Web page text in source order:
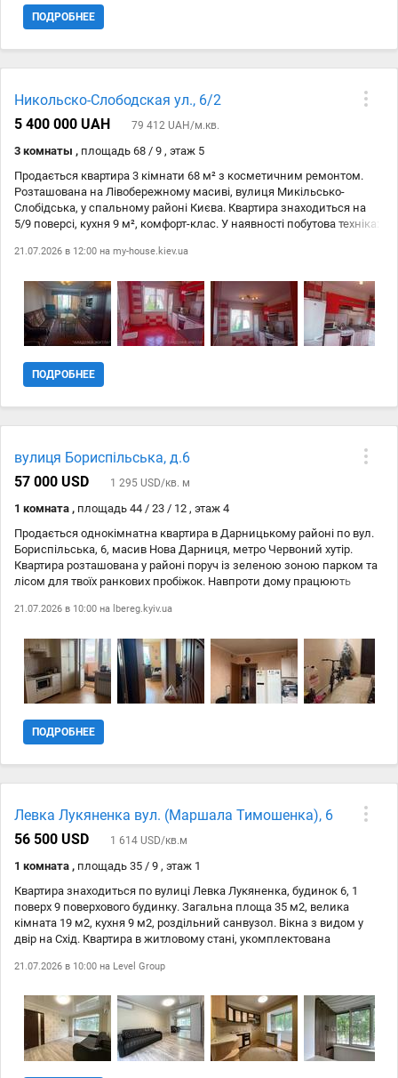
варіант як...
ПОДРОБНЕЕ
Никольско-Слободская ул., 6/2
5 400 000 UAH
79 412 UAH/м.кв.
3 комнаты , площадь 68 / 9 , этаж 5
Продається квартира 3 кімнати 68 м² з косметичним ремонтом.
Розташована на Лівобережному масиві, вулиця Микільсько-
Слобідська, у спальному районі Києва. Квартира знаходиться на
5/9 поверсі, кухня 9 м², комфорт-клас. У наявності побутова техніка:
пральна машина та ін. Є меблі. Для безпеки - домофон.
21.07.2026 в 12:00 на my-house.kiev.ua
ПОДРОБНЕЕ
вулиця Бориспільська, д.6
57 000 USD
1 295 USD/кв. м
1 комната , площадь 44 / 23 / 12 , этаж 4
Продається однокімнатна квартира в Дарницькому районі по вул.
Бориспільська, 6, масив Нова Дарниця, метро Червоний хутір.
Квартира розташована у районі поруч із зеленою зоною парком та
лісом для твоїх ранкових пробіжок. Навпроти дому працюють
не доведеться. Поруч зупинки автобусів, трамваїв та маршруток, а
укомплектована технікою та меблями: від кондиціонера для
спекотного літа до посудомийної машини, яка врятує твій вечір.
Родзинка інтер #39;єру стильні підвіконня та стільниця у ванній із
натурального мармуру. Будинок має три ліфти, консьєржа та
Жодних витрат на...
21.07.2026 в 10:00 на lbereg.kyiv.ua
ПОДРОБНЕЕ
Левка Лукяненка вул. (Маршала Тимошенка), 6
56 500 USD
1 614 USD/кв.м
1 комната , площадь 35 / 9 , этаж 1
Квартира знаходиться по вулиці Левка Лукяненка, будинок 6, 1
поверх 9 поверхового будинку. Загальна площа 35 м2, велика
кімната 19 м2, кухня 9 м2, роздільний санвузол. Вікна з видом у
двір на Схід. Квартира в житловому стані, укомплектована
тамбур на 3 квартири, в будинку домофон. Будинок знаходиться в
необхідна інфраструктура, ринок, поліклініка, зупинки
громадського транспорту, магазинчики, кавярні, все в доступності
3 хвилин пішки. Звертайтеся, відповім на всі запитання, перегляд
за домовленістю, ключі на руках. Прохання до колег не дублювати
21.07.2026 в 10:00 на Level Group